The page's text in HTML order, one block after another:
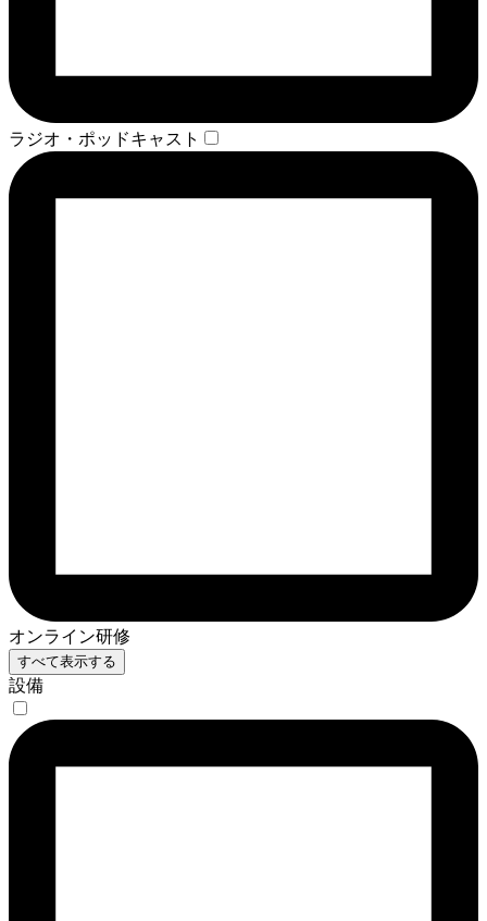
ラジオ・ポッドキャスト
オンライン研修
すべて表示する
設備